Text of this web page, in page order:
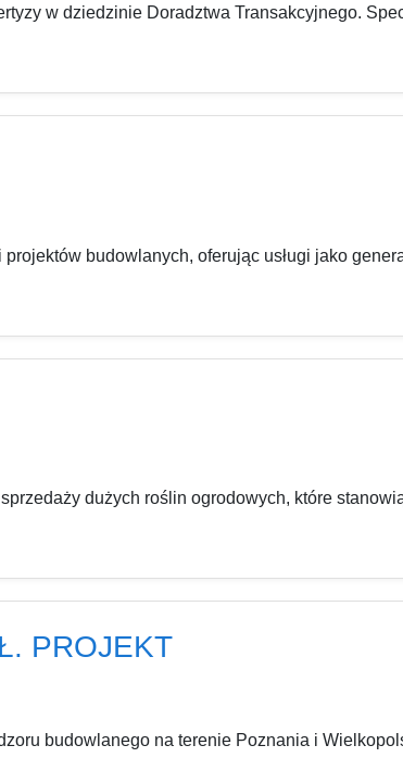
w dziedzinie Doradztwa Transakcyjnego.
budowlanych, oferując usługi jako
dużych roślin ogrodowych, które
PROJEKT
budowlanego na terenie Poznania i